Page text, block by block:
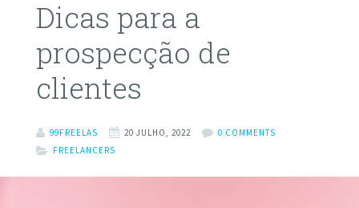
Dicas para a
prospecção de
clientes
99FREELAS 20 JULHO, 2022
0 COMMENTS
FREELANCERS